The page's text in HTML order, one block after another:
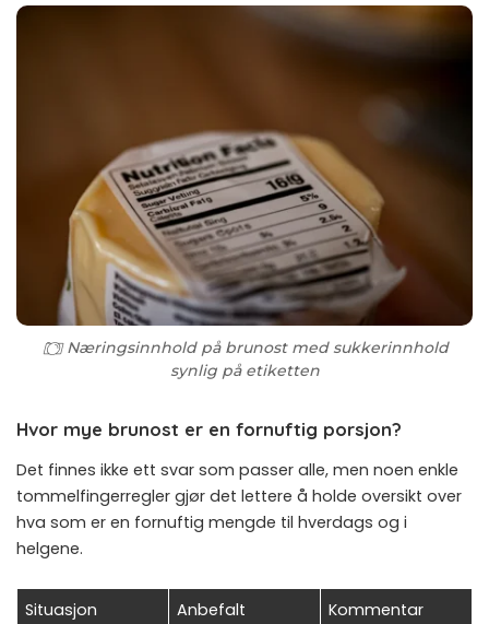
Næringsinnhold på brunost med sukkerinnhold
synlig på etiketten
Hvor mye brunost er en fornuftig porsjon?
Det finnes ikke ett svar som passer alle, men noen enkle
tommelfingerregler gjør det lettere å holde oversikt over
hva som er en fornuftig mengde til hverdags og i
helgene.
Situasjon
Anbefalt
Kommentar